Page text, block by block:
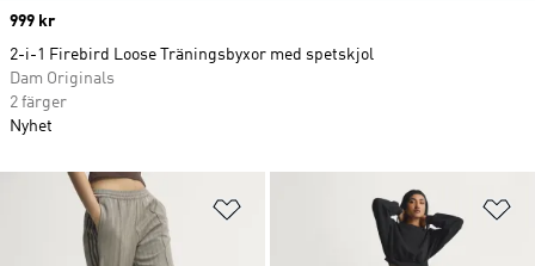
Lägg till på önskelistan
Price
999 kr
2-i-1 Firebird Loose Träningsbyxor med spetskjol
Dam Originals
2 färger
Nyhet